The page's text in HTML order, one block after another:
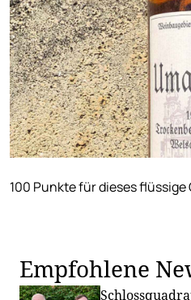
100 Punkte für dieses flüssige
Empfohlene